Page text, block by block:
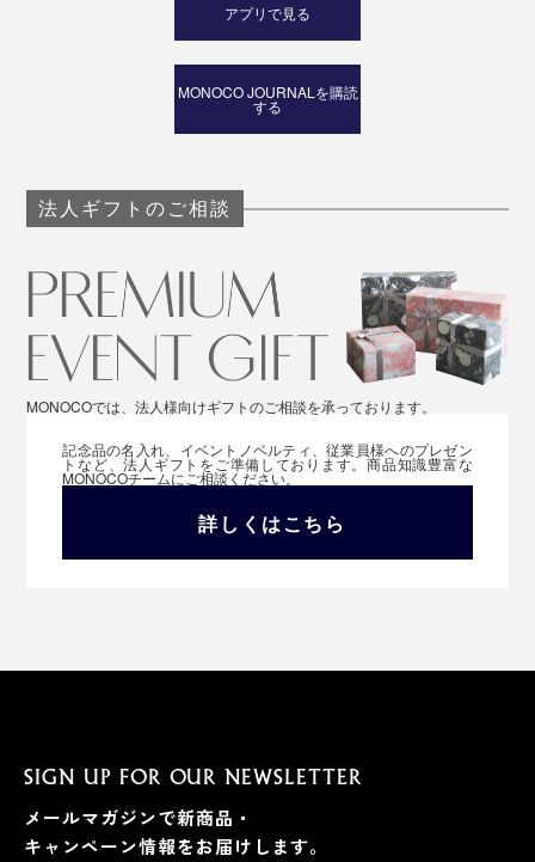
アプリで見る
MONOCO JOURNALを購読
する
法人ギフトのご相談
MONOCOでは、法人様向けギフトのご相談を承っております。
記念品の名入れ、イベントノベルティ、従業員様へのプレゼン
トなど、法人ギフトをご準備しております。商品知識豊富な
MONOCOチームにご相談ください。
詳しくはこちら
SIGN UP FOR OUR NEWSLETTER
メールマガジンで新商品・
キャンペーン情報をお届けします。